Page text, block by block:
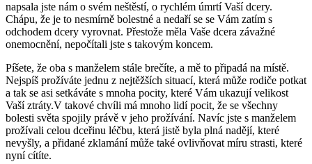
napsala jste nám o svém neštěstí, o rychlém úmrtí Vaší dcery.
Chápu, že je to nesmírně bolestné a nedaří se se Vám zatím s
odchodem dcery vyrovnat. Přestože měla Vaše dcera závažné
onemocnění, nepočítali jste s takovým koncem.
Píšete, že oba s manželem stále brečíte, a mě to připadá na místě.
Nejspíš prožíváte jednu z nejtěžších situací, která může rodiče potkat
a tak se asi setkáváte s mnoha pocity, které Vám ukazují velikost
Vaší ztráty.V takové chvíli má mnoho lidí pocit, že se všechny
bolesti světa spojily právě v jeho prožívání. Navíc jste s manželem
prožívali celou dceřinu léčbu, která jistě byla plná nadějí, které
nevyšly, a přidané zklamání může také ovlivňovat míru strasti, které
nyní cítíte.